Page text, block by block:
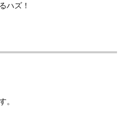
ハズ！